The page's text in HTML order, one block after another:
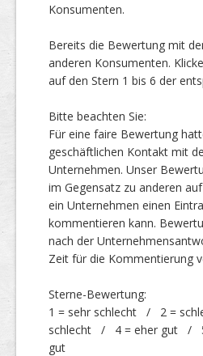
Konsumenten.
Bereits die Bewertung mit
anderen Konsumenten.
auf den Stern 1 bis 6 der
Bitte beachten Sie:
Für eine faire Bewertung
geschäftlichen Kontakt mit
Unternehmen. Unser
im Gegensatz zu anderen
ein Unternehmen einen
kommentieren kann.
nach der
Zeit für die Kommentierung
Sterne-Bewertung:
1 = sehr schlecht / 2 =
schlecht / 4 = eher gut /
gut